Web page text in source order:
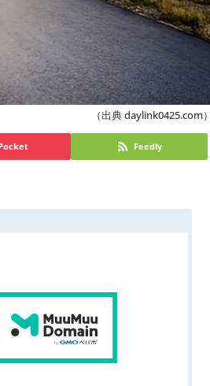
（出典 daylink0425.com）
Feedly